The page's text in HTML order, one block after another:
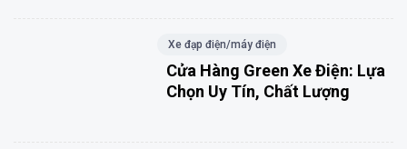
Xe đạp điện/máy điện
Cửa Hàng Green Xe Điện: Lựa
Chọn Uy Tín, Chất Lượng